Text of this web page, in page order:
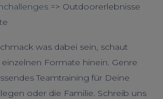
=> Outdoorerlebnisse
was dabei sein, schaut
Formate hinein. Genre
Teamtraining für Deine
oder die Familie. Schreib uns